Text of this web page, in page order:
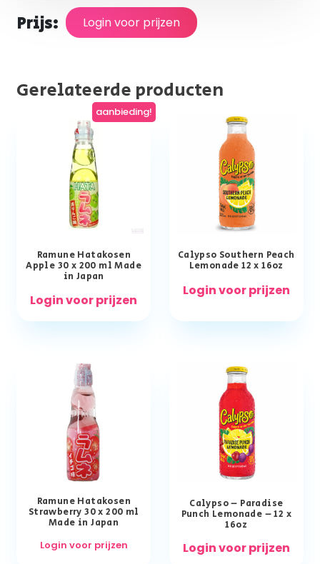
Prijs: Login voor prijzen
Gerelateerde producten
aanbieding!
Ramune Hatakosen
Apple 30 x 200 ml Made
in Japan
Login voor prijzen
Calypso Southern Peach
Lemonade 12 x 16oz
Login voor prijzen
Ramune Hatakosen
Strawberry 30 x 200 ml
Made in Japan
Login voor prijzen
Calypso – Paradise
Punch Lemonade – 12 x
16oz
Login voor prijzen